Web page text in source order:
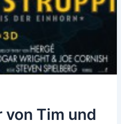
von Tim und